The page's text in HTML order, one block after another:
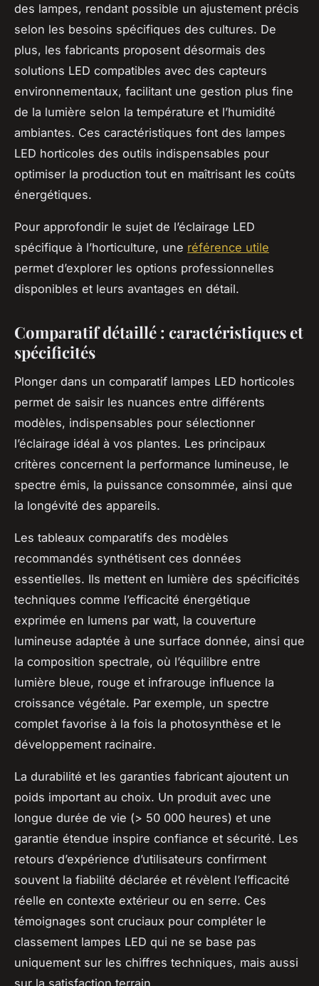
des lampes, rendant possible un ajustement précis
selon les besoins spécifiques des cultures. De
plus, les fabricants proposent désormais des
solutions LED compatibles avec des capteurs
environnementaux, facilitant une gestion plus fine
de la lumière selon la température et l’humidité
ambiantes. Ces caractéristiques font des lampes
LED horticoles des outils indispensables pour
optimiser la production tout en maîtrisant les coûts
énergétiques.
Pour approfondir le sujet de l’éclairage LED
spécifique à l’horticulture, une référence utile
permet d’explorer les options professionnelles
disponibles et leurs avantages en détail.
Comparatif détaillé : caractéristiques et
spécificités
Plonger dans un comparatif lampes LED horticoles
permet de saisir les nuances entre différents
modèles, indispensables pour sélectionner
l’éclairage idéal à vos plantes. Les principaux
critères concernent la performance lumineuse, le
spectre émis, la puissance consommée, ainsi que
la longévité des appareils.
Les tableaux comparatifs des modèles
recommandés synthétisent ces données
essentielles. Ils mettent en lumière des spécificités
techniques comme l’efficacité énergétique
exprimée en lumens par watt, la couverture
lumineuse adaptée à une surface donnée, ainsi que
la composition spectrale, où l’équilibre entre
lumière bleue, rouge et infrarouge influence la
croissance végétale. Par exemple, un spectre
complet favorise à la fois la photosynthèse et le
développement racinaire.
La durabilité et les garanties fabricant ajoutent un
poids important au choix. Un produit avec une
longue durée de vie (> 50 000 heures) et une
garantie étendue inspire confiance et sécurité. Les
retours d’expérience d’utilisateurs confirment
souvent la fiabilité déclarée et révèlent l’efficacité
réelle en contexte extérieur ou en serre. Ces
témoignages sont cruciaux pour compléter le
classement lampes LED qui ne se base pas
uniquement sur les chiffres techniques, mais aussi
sur la satisfaction terrain.